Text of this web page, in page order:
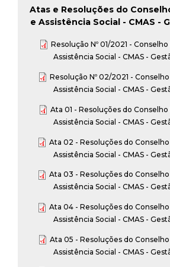
t
M
G
Atas e Resoluções do
e Assistência Social - CMAS -
Resolução Nº 01/2021 -
Assistência Social - CMAS -
Resolução Nº 02/2021 -
Assistência Social - CMAS -
Ata 01 - Resoluções do Conselho
Assistência Social - CMAS -
Ata 02 - Resoluções do
Assistência Social - CMAS -
Ata 03 - Resoluções do
Assistência Social - CMAS -
Ata 04 - Resoluções do
Assistência Social - CMAS -
Ata 05 - Resoluções do
Assistência Social - CMAS -